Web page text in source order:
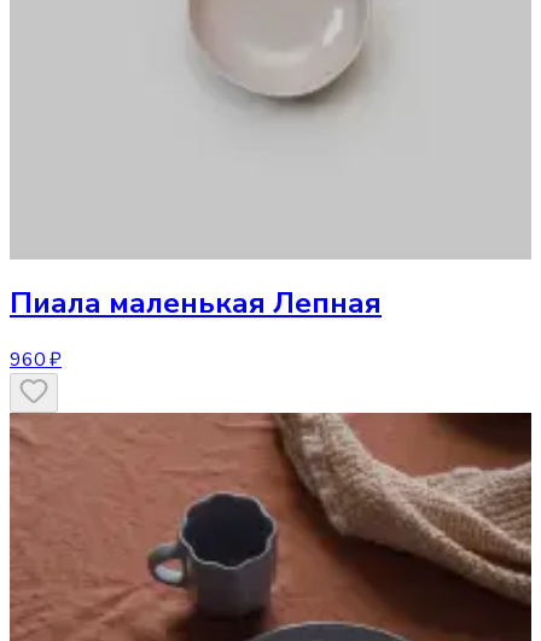
Пиала маленькая Лепная
960 ₽